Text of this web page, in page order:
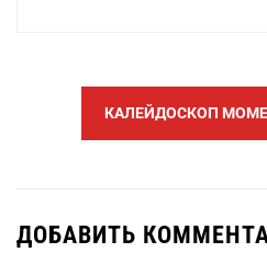
КАЛЕЙДОСКОП
ДОБАВИТЬ